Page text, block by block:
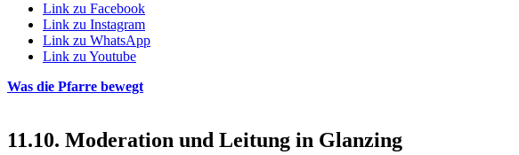
Link zu Facebook
Link zu Instagram
Link zu WhatsApp
Link zu Youtube
Was die Pfarre bewegt
11.10. Moderation und Leitung in Glanzing